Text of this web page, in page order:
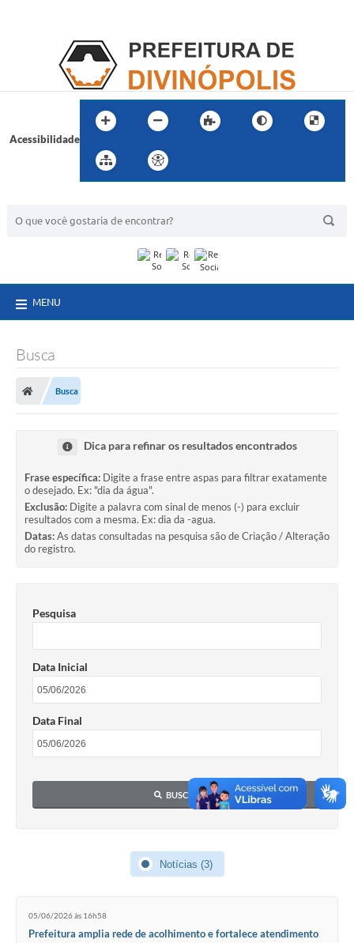
Acessibilidade
MENU
Busca
Busca
Dica para refinar os resultados encontrados
Frase específica: Digite a frase entre aspas para filtrar exatamente
o desejado. Ex: "dia da água".
Exclusão: Digite a palavra com sinal de menos (-) para excluir
resultados com a mesma. Ex: dia da -agua.
Datas:As datas consultadas na pesquisa são de Criação / Alteração
do registro.
Pesquisa
Data Inicial
Data Final
BUSCAR
Notícias (3)
05/06/2026 às 16h58
Prefeitura amplia rede de acolhimento e fortalece atendimento